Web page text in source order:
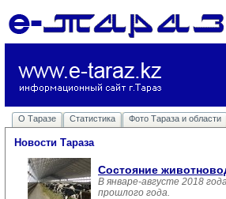
О Таразе Статистика Фото Тараза и области
Новости Тараза
Состояние
В январе-августе 2018
прошлого года.